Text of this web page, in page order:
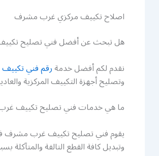
اصلاح تكييف مركزي غرب مشرف
هل تبحث عن أفضل فني تصليح
نقدم لكم أفضل خدمةرقم فني تكييف
وتصليح أجهزة التكييف المركزية
ما هي خدمات فني تصليح تكييف
يقوم فني تصليح تكييف غرب مشرف في
وتبديل كافة القطع التالفة والمتآكلة